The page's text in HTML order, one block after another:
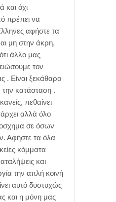
και όχι
πρέπει να
αφήστε τα
μη στην άκρη,
άλλο μας
τον
. Είναι ξεκάθαρο
κατάσταση .
πεθαίνει
αλλά όλο
σε όσων
Αφήστε τα όλα
κόμματα
και
την απλή κοινή
αυτό δυστυχώς
και η μόνη μας